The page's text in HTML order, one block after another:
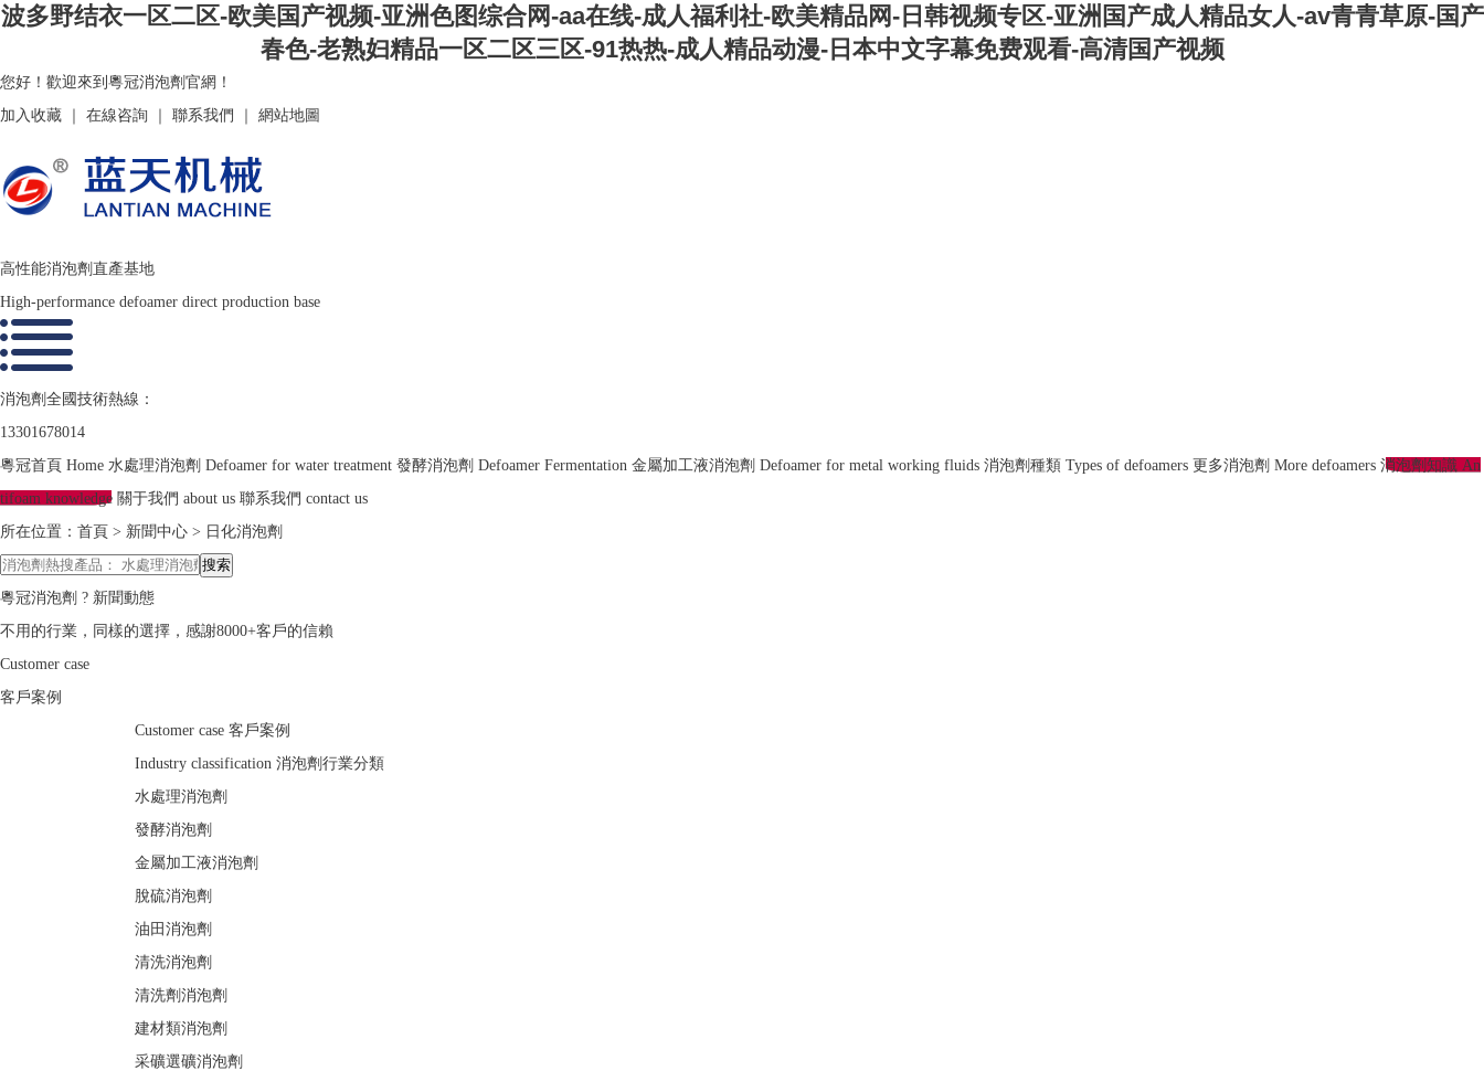
波多野结衣一区二区-欧美国产视频-亚洲色图综合网-aa在线-成人福利社-欧美精品网-日韩视频专区-亚洲国产成人精品女人-av青青草原-国产
春色-老熟妇精品一区二区三区-91热热-成人精品动漫-日本中文字幕免费观看-高清国产视频
您好！歡迎來到粵冠消泡劑官網！
加入收藏
在線咨詢 聯系我們 網站地圖
高性能消泡劑直產基地
High-performance defoamer direct production base
消泡劑全國技術熱線：
13301678014
粵冠首頁 Home 水處理消泡劑 Defoamer for water treatment 發酵消泡劑 Defoamer Fermentation 金屬加工液消泡劑 Defoamer for metal working fluids 消泡劑種類 Types of defoamers 更多消泡劑 More defoamers 消泡劑知識 An
tifoam knowledge 關于我們 about us 聯系我們 contact us
所在位置： 首頁 > 新聞中心 > 日化消泡劑
粵冠消泡劑 ? 新聞動態
不用的行業，同樣的選擇，感謝8000+客戶的信賴
Customer case
客戶案例
Customer case 客戶案例
Industry classification 消泡劑行業分類
水處理消泡劑
發酵消泡劑
金屬加工液消泡劑
脫硫消泡劑
油田消泡劑
清洗消泡劑
清洗劑消泡劑
建材類消泡劑
采礦選礦消泡劑